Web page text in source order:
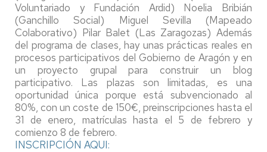
Voluntariado y Fundación Ardid) Noelia Bribián
(Ganchillo Social) Miguel Sevilla (Mapeado
Colaborativo) Pilar Balet (Las Zaragozas) Además
del programa de clases, hay unas prácticas reales en
procesos participativos del Gobierno de Aragón y en
un proyecto grupal para construir un blog
participativo. Las plazas son limitadas, es una
oportunidad única porque está subvencionado al
80%, con un coste de 150€, preinscripciones hasta el
31 de enero, matrículas hasta el 5 de febrero y
comienzo 8 de febrero.
INSCRIPCIÓN AQUI: